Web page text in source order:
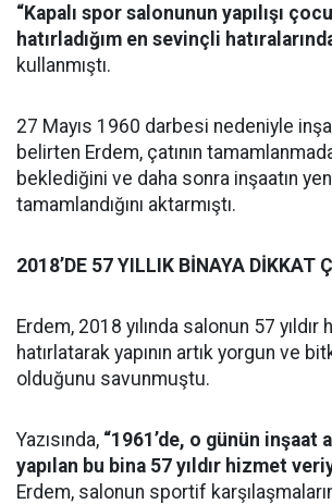
“Kapalı spor salonunun yapılışı
hatırladığım en sevinçli
kullanmıştı.
27 Mayıs 1960 darbesi nedeniyle
belirten Erdem, çatının
beklediğini ve daha sonra inşaatın
tamamlandığını aktarmıştı.
2018’DE 57 YILLIK BİNAYA DİKKAT
Erdem, 2018 yılında salonun 57
hatırlatarak yapının artık yorgun ve
olduğunu savunmuştu.
Yazısında, “1961’de, o günün inşaat
yapılan bu bina 57 yıldır hizmet
Erdem, salonun sportif karşılaşmaların